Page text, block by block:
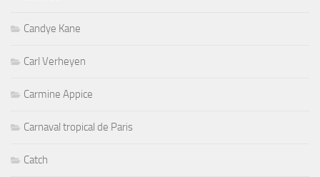
Candye Kane
Carl Verheyen
Carmine Appice
Carnaval tropical de Paris
Catch